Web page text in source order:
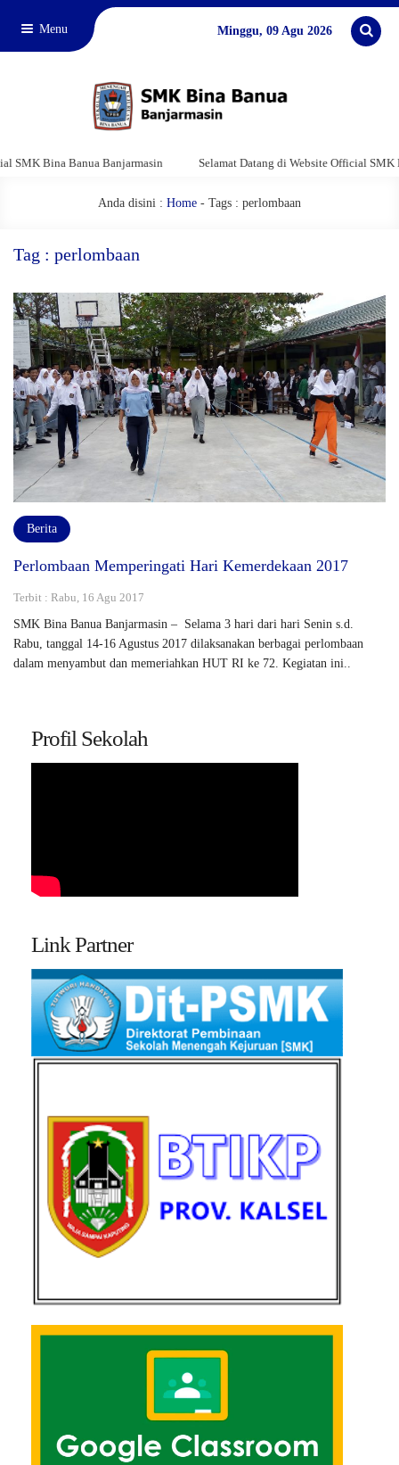
Menu Minggu, 09 Agu 2026
Bina Banua Banjarmasin Selamat Datang di Website Official SMK
Anda disini : Home - Tags : perlombaan
Tag : perlombaan
Berita
Perlombaan Memperingati Hari Kemerdekaan 2017
Terbit : Rabu, 16 Agu 2017
SMK Bina Banua Banjarmasin – Selama 3 hari dari hari Senin s.d.
Rabu, tanggal 14-16 Agustus 2017 dilaksanakan berbagai perlombaan
dalam menyambut dan memeriahkan HUT RI ke 72. Kegiatan ini..
Profil Sekolah
Link Partner